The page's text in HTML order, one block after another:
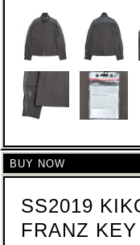
BUY NOW
SS2019
FRANZ